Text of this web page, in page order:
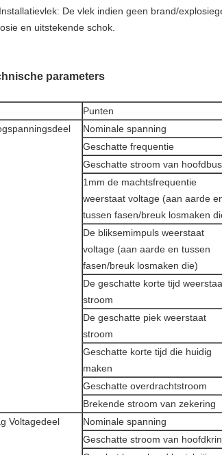
De vlek indien geen brand/
en uitstekende schok.
parameters
Punten
Nominale spanning
Geschatte frequentie
Geschatte stroom van
1mm de machtsfrequentie
weerstaat voltage (aan aarde
tussen fasen/breuk losmaken
De bliksemimpuls weerstaat
voltage (aan aarde en tussen
fasen/breuk losmaken die)
De geschatte korte tijd
stroom
De geschatte piek weerstaat
stroom
Geschatte korte tijd die huidig
maken
Geschatte overdrachtstroom
Brekende stroom van zekering
Voltagedeel
Nominale spanning
Geschatte stroom van